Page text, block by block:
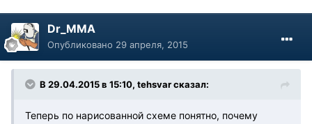
Dr_MMA
Опубликовано 29 апреля, 2015
В 29.04.2015 в 15:10, tehsvar сказал:
Теперь по нарисованной схеме понятно, почему